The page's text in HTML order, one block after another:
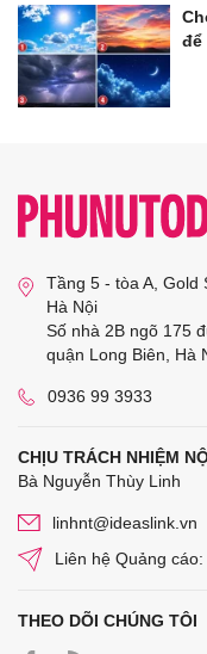
để
Tầng 5 - tòa A, Gold
Hà Nội
Số nhà 2B ngõ 175
quận Long Biên, Hà
0936 99 3933
CHỊU TRÁCH NHIỆM
Bà Nguyễn Thùy Linh
linhnt@ideaslink.vn
Liên hệ Quảng
THEO DÕI CHÚNG TÔI